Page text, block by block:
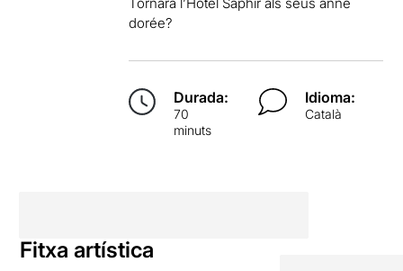
dorée?
Durada:
70
minuts
Idioma:
Català
Fitxa artística